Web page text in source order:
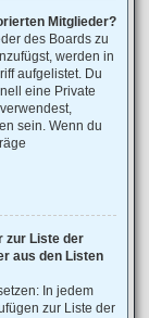
Mitglieder?
des Boards zu
werden in
aufgelistet. Du
eine Private
sein. Wenn du
zur Liste der
aus den Listen
In jedem
zur Liste der